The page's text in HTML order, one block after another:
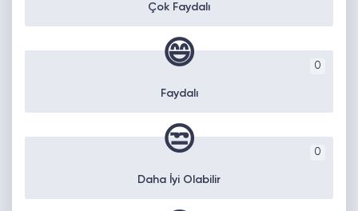
Çok Faydalı
0
😄
Faydalı
0
😒
Daha İyi Olabilir